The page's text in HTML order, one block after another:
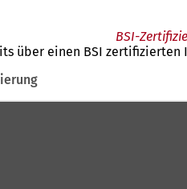
BSI-
über einen BSI